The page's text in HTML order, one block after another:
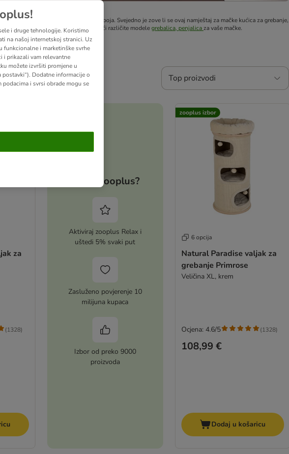
pronaći valjke različitih veličina i boja. Svejedno je zove li se ovaj namještaj za mačke kućica za grebanje,
okruglu grebalicu.Ovdje možete pronaći različite modelegrebalica, penjalicaza vaše mačke.
Top proizvodi
za
(1328)
Zašto zooplus?
Aktiviraj zooplus Relax i
uštedi 5% svaki put
Zasluženo povjerenje 10
milijuna kupaca
Izbor od preko 9000
proizvoda
zooplus izbor
6 opcija
Natural Paradise valjak za
grebanje Primrose
Veličina XL, krem
108,99 €
Ocjena: 4.6/5 (1328)
Dodaj u košaricu
i druge tehnologije. Koristimo
na našoj internetskoj stranici. Uz
funkcionalne i marketinške svrhe
i prikazali vam relevantne
možete izvršiti promjene u
Dodatne informacije o
i svrsi obrade mogu se